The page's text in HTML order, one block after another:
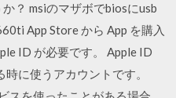
？ msiのマザボでbiosにusb
App Store から App を購入
ID が必要です。 Apple ID
に使うアカウントです。